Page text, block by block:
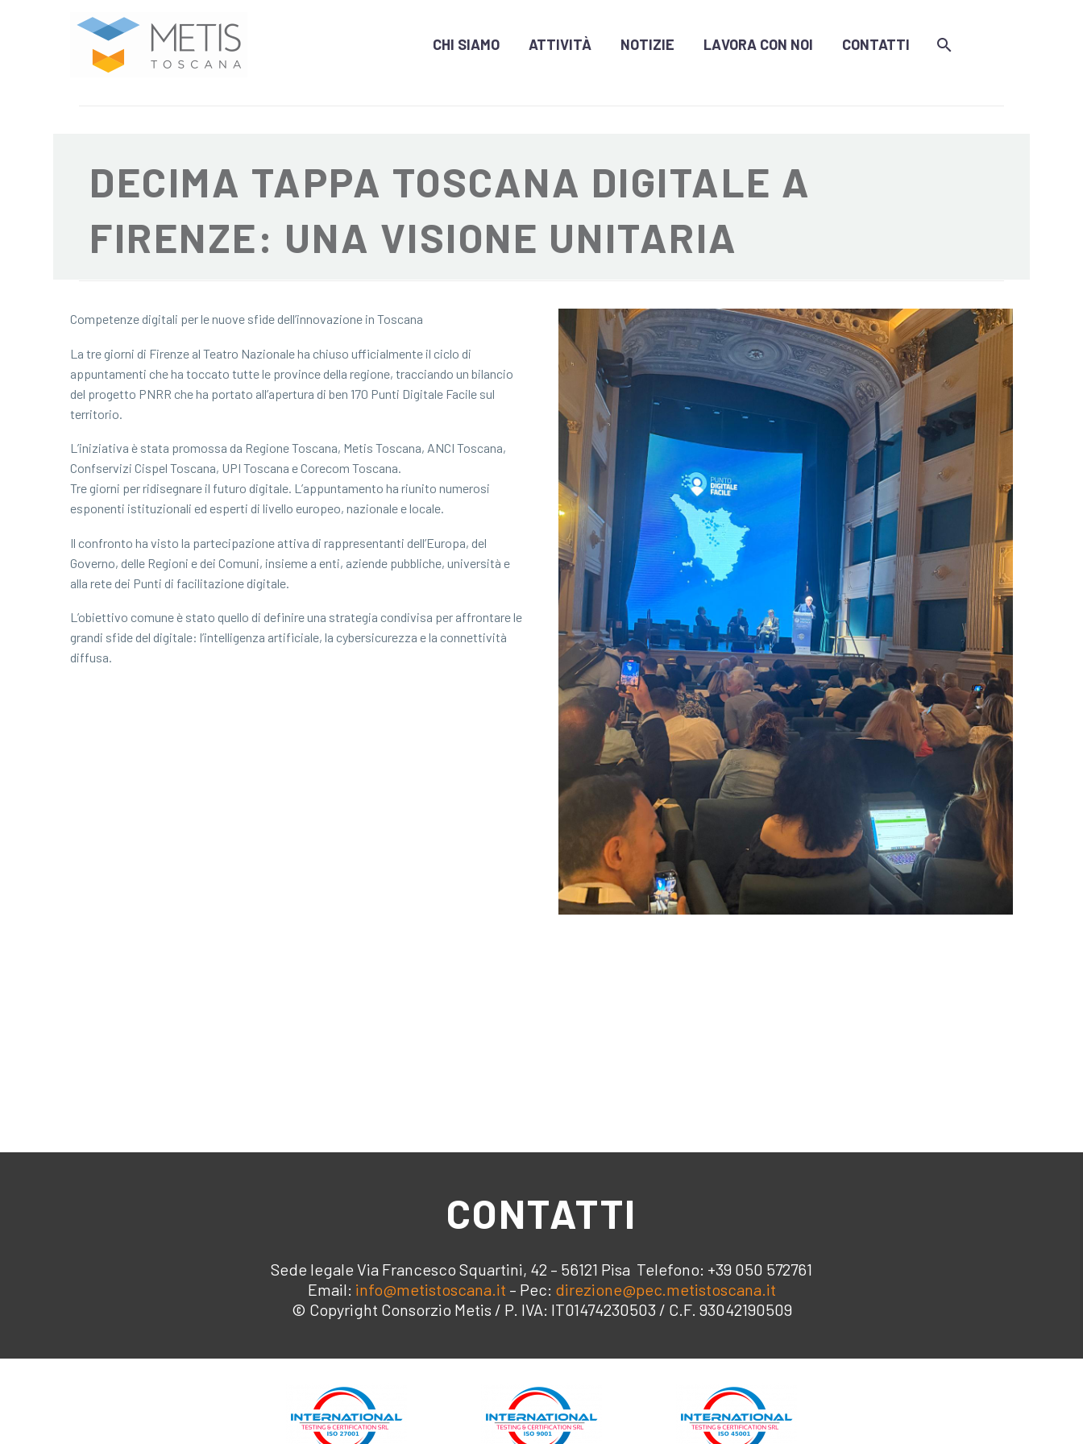
CHI SIAMO ATTIVITÀ NOTIZIE LAVORA CON NOI CONTATTI
5 Giugno 2026
DECIMA TAPPA TOSCANA DIGITALE A
FIRENZE: UNA VISIONE UNITARIA
Competenze digitali per le nuove sfide dell’innovazione in Toscana
La tre giorni di Firenze al Teatro Nazionale ha chiuso ufficialmente il ciclo di
appuntamenti che ha toccato tutte le province della regione, tracciando un bilancio
del progetto PNRR che ha portato all’apertura di ben 170 Punti Digitale Facile sul
territorio.
L’iniziativa è stata promossa da Regione Toscana, Metis Toscana, ANCI Toscana,
Confservizi Cispel Toscana, UPI Toscana e Corecom Toscana.
Tre giorni per ridisegnare il futuro digitale. L’appuntamento ha riunito numerosi
esponenti istituzionali ed esperti di livello europeo, nazionale e locale.
Il confronto ha visto la partecipazione attiva di rappresentanti dell’Europa, del
Governo, delle Regioni e dei Comuni, insieme a enti, aziende pubbliche, università e
alla rete dei Punti di facilitazione digitale.
L’obiettivo comune è stato quello di definire una strategia condivisa per affrontare le
grandi sfide del digitale: l’intelligenza artificiale, la cybersicurezza e la connettività
diffusa.
CONTATTI
Sede legale Via Francesco Squartini, 42 – 56121 Pisa Telefono: +39 050 572761
Email: info@metistoscana.it – Pec: direzione@pec.metistoscana.it
© Copyright Consorzio Metis / P. IVA: IT01474230503 / C.F. 93042190509